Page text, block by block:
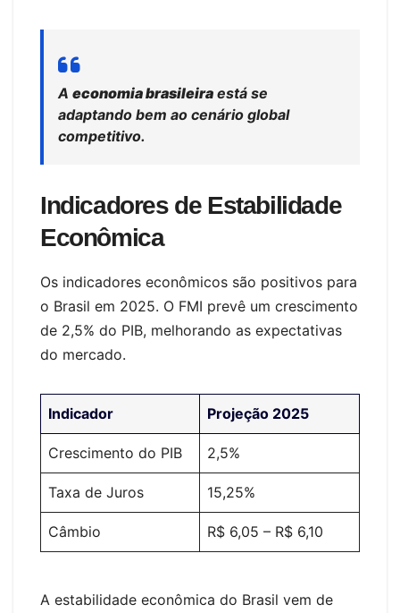
A economia brasileira está se
adaptando bem ao cenário global
competitivo.
Indicadores de Estabilidade
Econômica
Os indicadores econômicos são positivos para
o Brasil em 2025. O FMI prevê um crescimento
de 2,5% do PIB, melhorando as expectativas
do mercado.
Indicador Projeção 2025
Crescimento do PIB 2,5%
Taxa de Juros 15,25%
Câmbio R$ 6,05 – R$ 6,10
A estabilidade econômica do Brasil vem de